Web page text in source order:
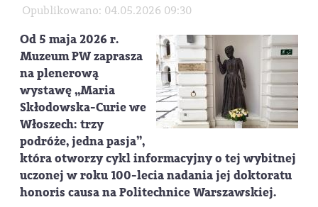
Opublikowano: 04.05.2026 09:30
Od 5 maja 2026 r.
Muzeum PW zaprasza
na plenerową
wystawę „Maria
Skłodowska-Curie we
Włoszech: trzy
podróże, jedna pasja”,
która otworzy cykl informacyjny o tej wybitnej
uczonej w roku 100-lecia nadania jej doktoratu
honoris causa na Politechnice Warszawskiej.